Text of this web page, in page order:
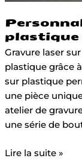
plastique
Gravure laser
plastique grâce
sur plastique
une pièce
atelier de
une série de
Lire la suite »